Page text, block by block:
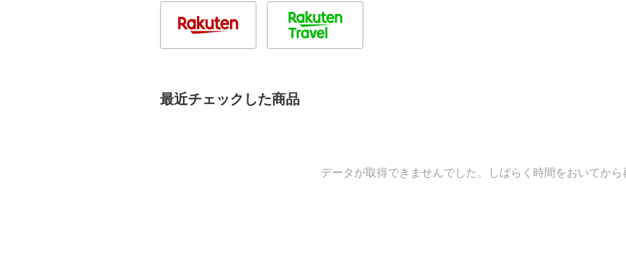
最近チェックした商品
データが取得できませんでした。しばらく時間をおいてから